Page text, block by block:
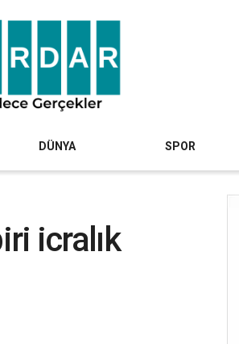
DÜNYA SPOR
icralık